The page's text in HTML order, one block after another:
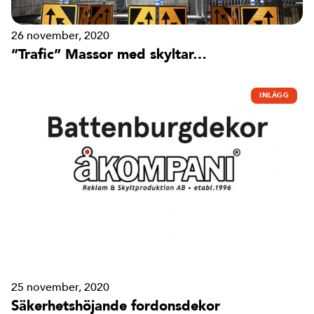
26 november, 2020
”Trafic” Massor med skyltar…
INLÄGG
25 november, 2020
Säkerhetshöjande fordonsdekor